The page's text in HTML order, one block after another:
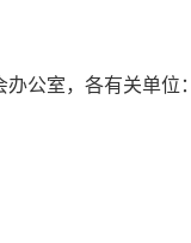
公室，各有关单位：